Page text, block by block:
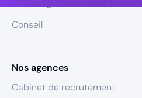
Conseil
Nos agences
Cabinet de recrutement